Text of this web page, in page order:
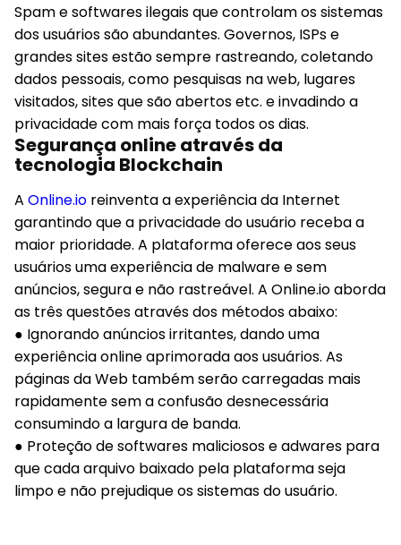
Spam e softwares ilegais que controlam os sistemas
dos usuários são abundantes. Governos, ISPs e
grandes sites estão sempre rastreando, coletando
dados pessoais, como pesquisas na web, lugares
visitados, sites que são abertos etc. e invadindo a
privacidade com mais força todos os dias.
Segurança online através da
tecnologia Blockchain
A Online.io reinventa a experiência da Internet
garantindo que a privacidade do usuário receba a
maior prioridade. A plataforma oferece aos seus
usuários uma experiência de malware e sem
anúncios, segura e não rastreável. A Online.io aborda
as três questões através dos métodos abaixo:
● Ignorando anúncios irritantes, dando uma
experiência online aprimorada aos usuários. As
páginas da Web também serão carregadas mais
rapidamente sem a confusão desnecessária
consumindo a largura de banda.
● Proteção de softwares maliciosos e adwares para
que cada arquivo baixado pela plataforma seja
limpo e não prejudique os sistemas do usuário.